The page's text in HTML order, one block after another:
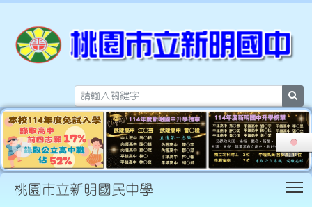
桃園市立新明國民中學